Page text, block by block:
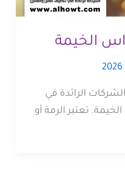
الخيمة
الرائدة في
تعتبر الرمة أو